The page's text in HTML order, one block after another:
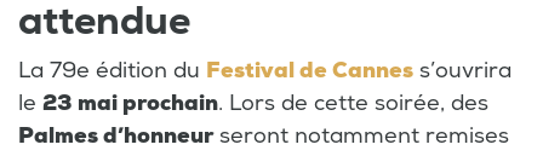
attendue
La 79e édition du Festival de Cannes s’ouvrira
le 23 mai prochain. Lors de cette soirée, des
Palmes d’honneurseront notamment remises